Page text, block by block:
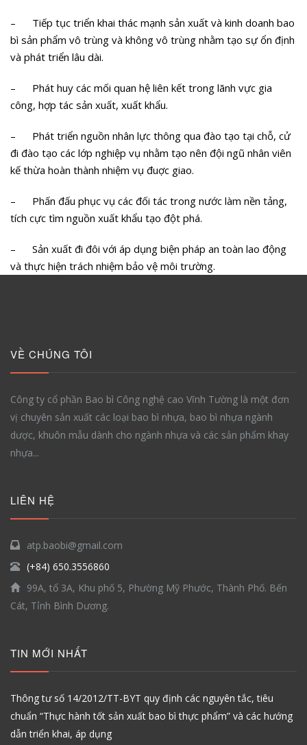
– Tiếp tục triển khai thác mạnh sản xuất và kinh doanh bao
bì sản phẩm vô trùng và không vô trùng nhằm tạo sự ổn định
và phát triển lâu dài.
– Phát huy các mối quan hệ liên kết trong lãnh vực gia
công, hợp tác sản xuất, xuất khẩu.
– Phát triển nguồn nhân lực thông qua đào tạo tại chỗ, cử
đi đào tạo các lớp nghiệp vụ nhằm tạo nên đội ngũ nhân viên
kế thừa hoàn thành nhiệm vụ đuợc giao.
– Phấn đấu phục vụ các đối tác trong nước làm nền tảng,
tích cực tìm nguồn xuất khẩu tạo đột phá.
– Sản xuất đi đôi với áp dụng biện pháp an toàn lao động
và thực hiện trách nhiệm bảo vệ môi trường.
VỀ CHÚNG TÔI
Công ty cổ phần Bao bì Công nghệ cao Vĩnh Tường là một đơn
vị chuyên sản xuất các loại bao bì nhựa, bao bì nhựa ngành
dược, khuôn mẫu dành cho ngành nhựa và các sản phẩm khay
nhựa...
LIÊN HỆ
atp.baobi@gmail.com
(+84) 650.3556860
99A, tổ 3A, Khu phố 5, Phường Mỹ Phước, Thành Phố. Bến
Cát, Tỉnh Bình Dương.
TIN MỚI NHẤT
Thông tư số 14/2012/TT-BYT quy định các nguyên tắc, tiêu
chuẩn “Thực hành tốt sản xuất bao bì thực phẩm” và các hướng
dẫn triển khai, áp dụng